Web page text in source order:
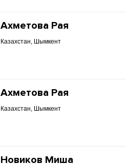
Ахметова Рая
Казахстан, Шымкент
Ахметова Рая
Казахстан, Шымкент
Новиков Миша